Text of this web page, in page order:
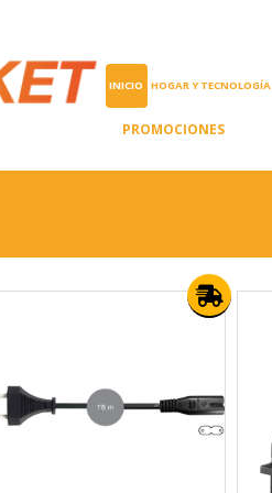
INICIO HOGAR Y TECNOLOGÍA
PROMOCIONES